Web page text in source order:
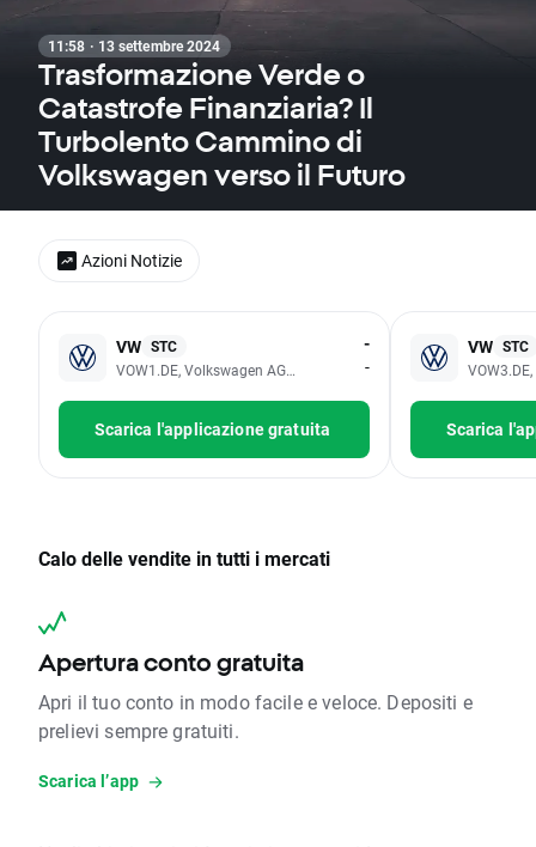
11:58 · 13 settembre 2024
Trasformazione Verde o
Catastrofe Finanziaria? Il
Turbolento Cammino di
Volkswagen verso il Futuro
VW STC
VOW1.DE, Volkswagen AG- Common Shares
-
-
Scarica l'applicazione gratuita
VW STC
Scarica
Calo delle vendite in tutti i mercati
Apertura conto gratuita
Apri il tuo conto in modo facile e veloce. Depositi e
prelievi sempre gratuiti.
Scarica l’app
Azioni Notizie